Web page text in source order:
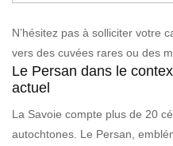
N’hésitez pas à solliciter votre
vers des cuvées rares ou des
Le Persan dans le
actuel
La Savoie compte plus de 20
autochtones. Le Persan,